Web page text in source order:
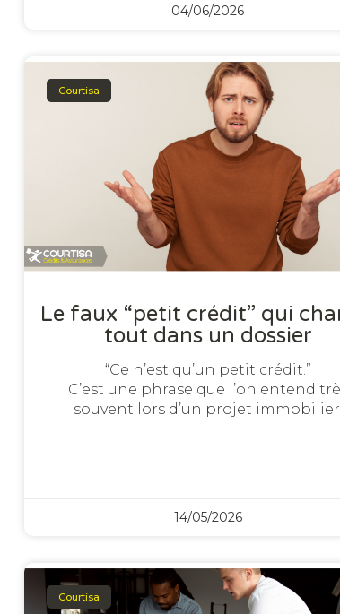
04/06/2026
Courtisa
Le faux “petit crédit” qui
tout dans un dossier
“Ce n’est qu’un petit crédit.”
C’est une phrase que l’on entend
souvent lors d’un projet
14/05/2026
Courtisa